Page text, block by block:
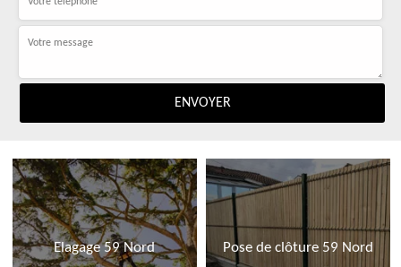
Elagage 59 Nord Pose de clôture 59 Nord